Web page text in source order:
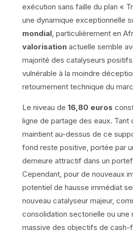
exécution sans faille du plan «
une dynamique exceptionnelle
mondial, particulièrement en
valorisationactuelle semble
majorité des catalyseurs
vulnérable à la moindre
retournement technique du
Le niveau de 16,80 euros
ligne de partage des eaux. Tant
maintient au-dessus de ce
fond reste positive, portée par
demeure attractif dans un
Cependant, pour de nouveaux
potentiel de hausse immédiat
nouveau catalyseur majeur,
consolidation sectorielle ou une
massive des objectifs de cash-